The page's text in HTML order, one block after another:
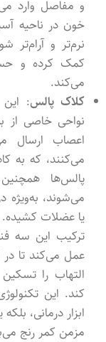
و مفاصل وارد
خون در ناحیه
نرم‌تر و آرام‌تر
کمک کرده و حس
می‌کند.
کلاک پالس: این
نواحی خاصی از
اعصاب ارسال
می‌کنند، که به
پالس‌ها
می‌شوند،
یا عضلات کشیده.
ترکیب این سه
عمل می‌کند تا در
التهاب را
کند. این
ابزار درمانی،
مزمن کمر رنج